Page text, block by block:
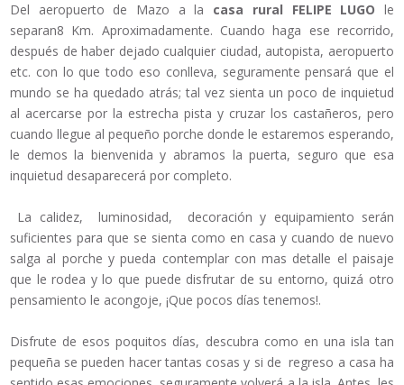
Del aeropuerto de Mazo a la casa rural FELIPE LUGO le
separan8 Km. Aproximadamente. Cuando haga ese recorrido,
después de haber dejado cualquier ciudad, autopista, aeropuerto
etc. con lo que todo eso conlleva, seguramente pensará que el
mundo se ha quedado atrás; tal vez sienta un poco de inquietud
al acercarse por la estrecha pista y cruzar los castañeros, pero
cuando llegue al pequeño porche donde le estaremos esperando,
le demos la bienvenida y abramos la puerta, seguro que esa
inquietud desaparecerá por completo.
La calidez, luminosidad, decoración y equipamiento serán
suficientes para que se sienta como en casa y cuando de nuevo
salga al porche y pueda contemplar con mas detalle el paisaje
que le rodea y lo que puede disfrutar de su entorno, quizá otro
pensamiento le acongoje, ¡Que pocos días tenemos!.
Disfrute de esos poquitos días, descubra como en una isla tan
pequeña se pueden hacer tantas cosas y si de regreso a casa ha